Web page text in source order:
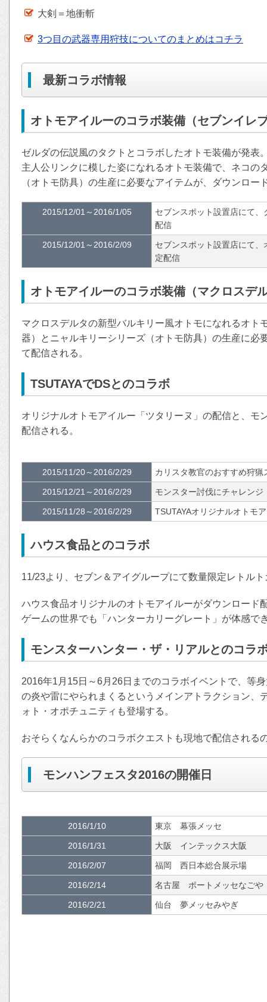
大剣＝地衝斬
3つ目の武器専用狩技についてのまとめはコチラ
最新コラボ情報
オトモアイルーのコラボ装備（セブンイレ
ゼルダの伝説風のタクトとコラボしたオトモ装備が発表
主人公リンクに模した姿になれるオトモ装備で、ネコの
（オトモ防具）の生産に必要なアイテムが、ダウンロー
2015/12/01～2016/1/05
セブンスポット設置店にて
配信
2015/12/01～2016/2/09
セブンスポット設置店にて
定配信
オトモアイルーのコラボ装備（マクロスデ
マクロスデルタの新型バルキリー風オトモになれるオト
器）とニャルキリーシリーズ（オトモ防具）の生産に必
て配信される。
TSUTAYAでDSとのコラボ
オリジナルオトモアイルー「ツタリーヌ」の配信と、モ
配信される。
2015/11/20～2016/2/29 カリスタ教官のおすすめ狩
2015/12/21～2016/2/29 モンスター討伐にチャレンジ
2015/11/28～2016/2/29 TSUTAYAオリジナルオトモ
ハウス食品とのコラボ
11/23より、セブン＆アイグループにて数量限定レトル
ハウス食品オリジナルのオトモアイルーがダウンロード
ゲームの世界でも「ハンターカリーグレート」が体感で
モンスターハンター・ザ・リアルとのコラ
2016年1月15日～6月26日までのコラボイベントで、等
の炎や雷にやられまくるというメインアトラクション、
ォト・オポチュニティも登場する。
おそらくなんらかのコラボクエストも現地で配信される
モンハンフェスタ2016の開催日
2016/1/10 東京 幕張メッセ
2016/1/31 大阪 インテックス大阪
2016/2/07 福岡 西日本総合展示場
2016/2/14 名古屋 ポートメッセなごや
2016/2/21 仙台 夢メッセみやぎ